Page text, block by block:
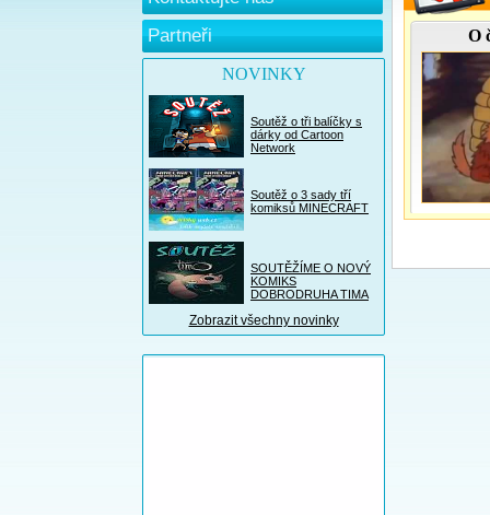
Partneři
NOVINKY
Soutěž o tři balíčky s
dárky od Cartoon
Network
Soutěž o 3 sady tří
komiksů MINECRAFT
SOUTĚŽÍME O NOVÝ
KOMIKS
DOBRODRUHA TIMA
Zobrazit všechny novinky
O